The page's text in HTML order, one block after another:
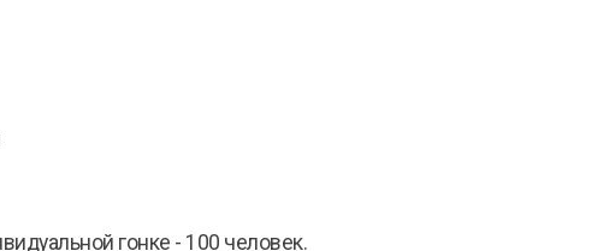
гонке - 100 человек.